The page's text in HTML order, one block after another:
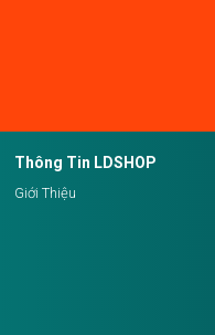
Thông Tin LDSHOP
Giới Thiệu